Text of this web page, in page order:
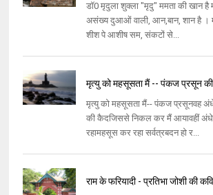
डॉ0 मृदुला शुक्ला "मृदु" ममता की खान है
असंख्य दुआओं वाली, आन,बान, शान है ।
शीश पे आशीष सम, संकटों से...
मृत्यु को महसूसता मैं -- पंकज प्रसून की
मृत्यु को महसूसता मैं-- पंकज प्रसूनवह
की कैदजिससे निकल कर मैं आयावहीं
रहामहसूस कर रहा सर्वत्रबदन हो र...
राम के फरियादी - प्रतिभा जोशी की